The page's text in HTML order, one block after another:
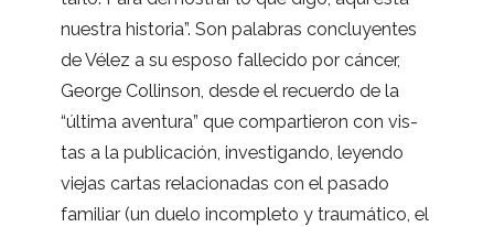
nues­tra his­to­ria”. Son pala­bras con­clu­yen­tes
de Vélez a su esposo falle­cido por cán­cer,
George Collin­son, desde el recuerdo de la
“última aven­tura” que com­par­tie­ron con vis­
tas a la publi­ca­ción, inves­ti­gando, leyendo
vie­jas car­tas rela­cio­na­das con el pasado
fami­liar (un duelo incom­pleto y trau­má­tico, el